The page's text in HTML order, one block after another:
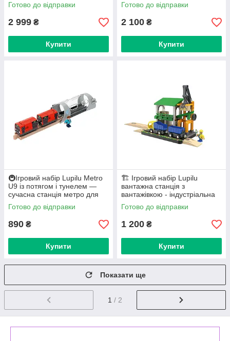
Готово до відправки
2 999 ₴
Купити
Готово до відправки
2 100 ₴
Купити
🚇Ігровий набір Lupilu Metro
U9 із потягом і тунелем —
сучасна станція метро для
дерев’яної залізниці
Готово до відправки
890 ₴
Купити
🏗️ Ігровий набір Lupilu
вантажна станція з
вантажівкою - індустріальна
залізнична станція для дітей
Готово до відправки
1 200 ₴
Купити
Показати ще
1 / 2